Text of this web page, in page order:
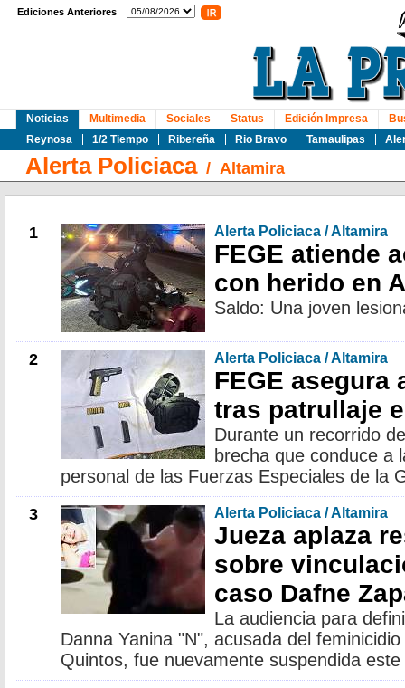
Ediciones Anteriores
Noticias
Reynosa
1/2 Tiempo Ribereña Rio Bravo Tamaulipas
Multimedia Sociales Status Edición Impresa
Alerta Policiaca/ Altamira
1 Alerta Policiaca / Altamira
FEGE atiende
con herido en
Saldo: Una joven
2 Alerta Policiaca / Altamira
FEGE asegura
tras patrullaje
Durante un recorrido
brecha que conduce a
personal de las Fuerzas Especiales de la
3 Alerta Policiaca / Altamira
Jueza aplaza
sobre
caso Dafne
La audiencia para
Danna Yanina "N", acusada del
Quintos, fue nuevamente suspendida